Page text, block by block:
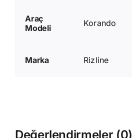
Araç
Modeli
Korando
Marka Rizline
Değerlendirmeler (0)